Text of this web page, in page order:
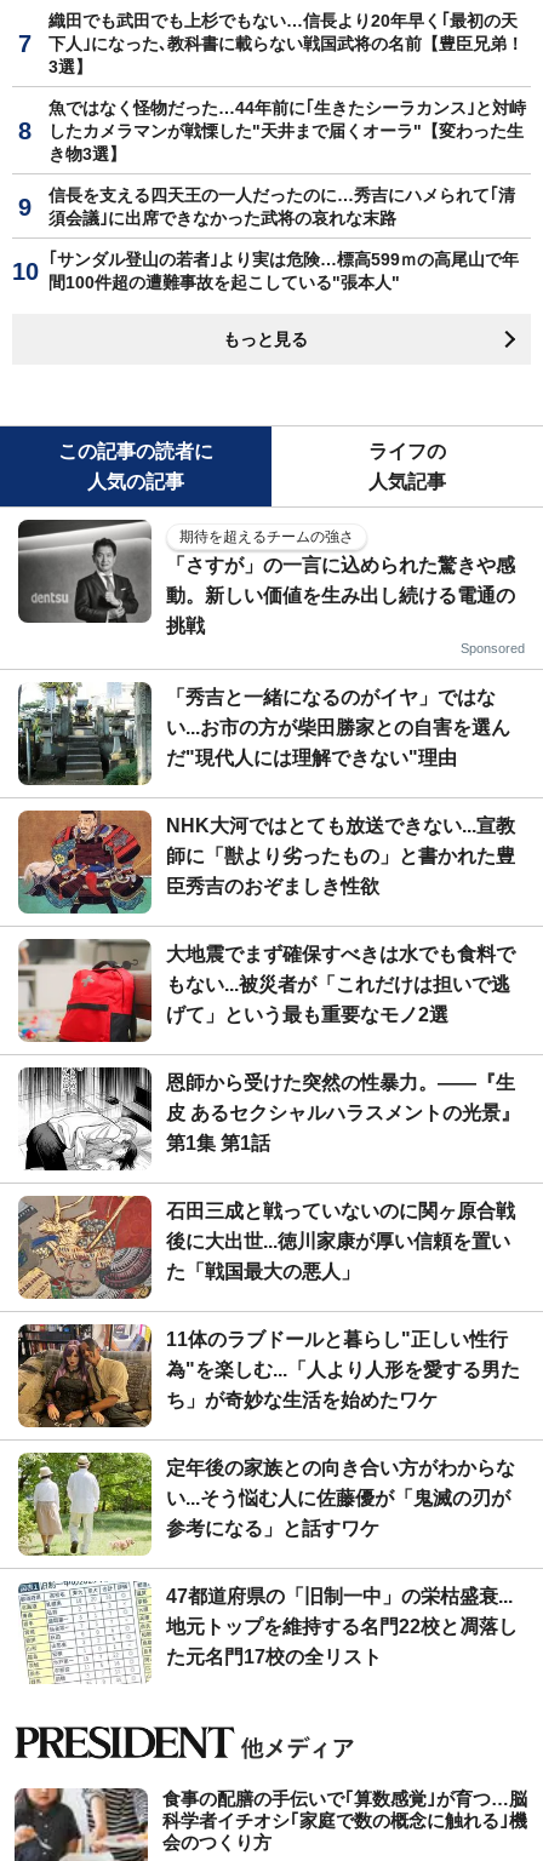
織田でも武田でも上杉でもない…信長より20年早く｢最初の天
下人｣になった､教科書に載らない戦国武将の名前【豊臣兄弟！
3選】
魚ではなく怪物だった…44年前に｢生きたシーラカンス｣と対峙
したカメラマンが戦慄した"天井まで届くオーラ"【変わった生
き物3選】
信長を支える四天王の一人だったのに…秀吉にハメられて｢清
須会議｣に出席できなかった武将の哀れな末路
｢サンダル登山の若者｣より実は危険…標高599ｍの高尾山で年
間100件超の遭難事故を起こしている"張本人"
もっと見る
この記事の読者に
人気の記事
ライフの
人気記事
期待を超えるチームの強さ
「さすが」の一言に込められた驚きや感
動。新しい価値を生み出し続ける電通の
挑戦
Sponsored
「秀吉と一緒になるのがイヤ」ではな
い...お市の方が柴田勝家との自害を選ん
だ"現代人には理解できない"理由
NHK大河ではとても放送できない...宣教
師に「獣より劣ったもの」と書かれた豊
臣秀吉のおぞましき性欲
大地震でまず確保すべきは水でも食料で
もない...被災者が「これだけは担いで逃
げて」という最も重要なモノ2選
恩師から受けた突然の性暴力。――『生
皮 あるセクシャルハラスメントの光景』
第1集 第1話
石田三成と戦っていないのに関ヶ原合戦
後に大出世...徳川家康が厚い信頼を置い
た「戦国最大の悪人」
11体のラブドールと暮らし"正しい性行
為"を楽しむ...「人より人形を愛する男た
ち」が奇妙な生活を始めたワケ
定年後の家族との向き合い方がわからな
い...そう悩む人に佐藤優が「鬼滅の刃が
参考になる」と話すワケ
47都道府県の「旧制一中」の栄枯盛衰...
地元トップを維持する名門22校と凋落し
た元名門17校の全リスト
食事の配膳の手伝いで｢算数感覚｣が育つ…脳
科学者イチオシ｢家庭で数の概念に触れる｣機
会のつくり方